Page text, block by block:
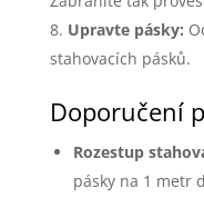
Upravte pásky:
stahovacích pásků.
Doporučení
Rozestup
pásky na 1 metr